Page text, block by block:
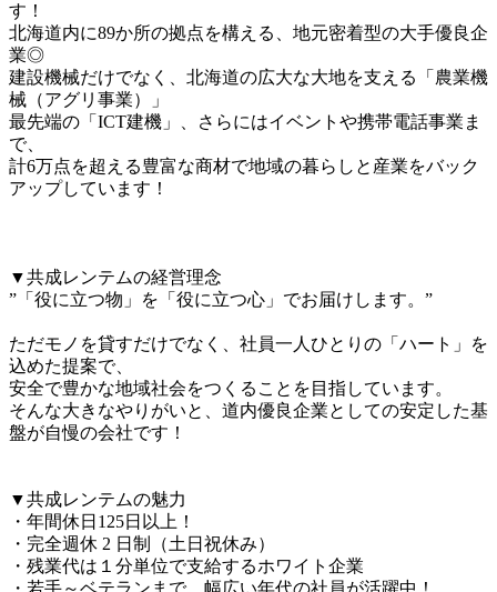
す！
北海道内に89か所の拠点を構える、地元密着型の大手優良企
業◎
建設機械だけでなく、北海道の広大な大地を支える「農業機
械（アグリ事業）」
最先端の「ICT建機」、さらにはイベントや携帯電話事業ま
で、
計6万点を超える豊富な商材で地域の暮らしと産業をバック
アップしています！
▼共成レンテムの経営理念
”「役に立つ物」を「役に立つ心」でお届けします。”
ただモノを貸すだけでなく、社員一人ひとりの「ハート」を
込めた提案で、
安全で豊かな地域社会をつくることを目指しています。
そんな大きなやりがいと、道内優良企業としての安定した基
盤が自慢の会社です！
▼共成レンテムの魅力
・年間休日125日以上！
・完全週休 2 日制（土日祝休み）
・残業代は１分単位で支給するホワイト企業